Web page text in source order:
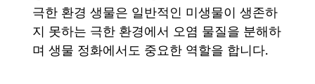
극한 환경 생물은 일반적인 미생물이 생존하
지 못하는 극한 환경에서 오염 물질을 분해하
며 생물 정화에서도 중요한 역할을 합니다.